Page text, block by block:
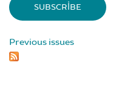
Previous issues